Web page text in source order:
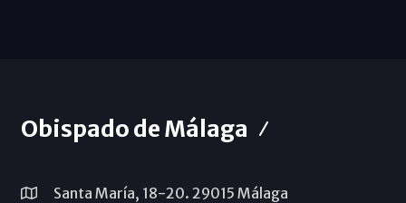
Obispado de Málaga
Santa María, 18-20. 29015 Málaga